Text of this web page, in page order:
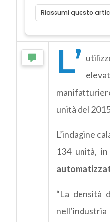
Riassumi questo
L’
unità del
L’indagine
134 unità,
“La densità